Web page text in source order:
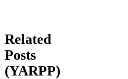
Related
Posts
(YARPP)